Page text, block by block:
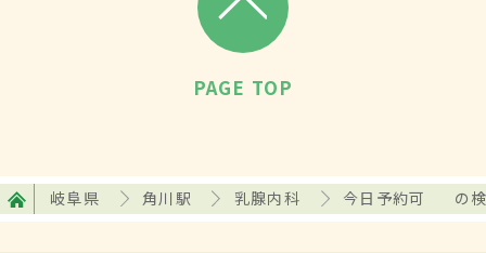
PAGE TOP
岐阜県 角川駅 乳腺内科 今日予約可 の